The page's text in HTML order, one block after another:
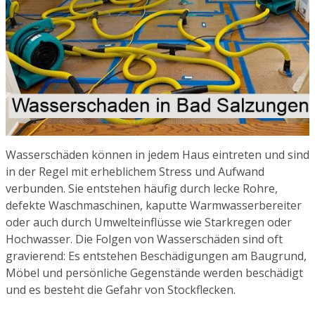
Wasserschäden können in jedem Haus eintreten und sind
in der Regel mit erheblichem Stress und Aufwand
verbunden. Sie entstehen häufig durch lecke Rohre,
defekte Waschmaschinen, kaputte Warmwasserbereiter
oder auch durch Umwelteinflüsse wie Starkregen oder
Hochwasser. Die Folgen von Wasserschäden sind oft
gravierend: Es entstehen Beschädigungen am Baugrund,
Möbel und persönliche Gegenstände werden beschädigt
und es besteht die Gefahr von Stockflecken.